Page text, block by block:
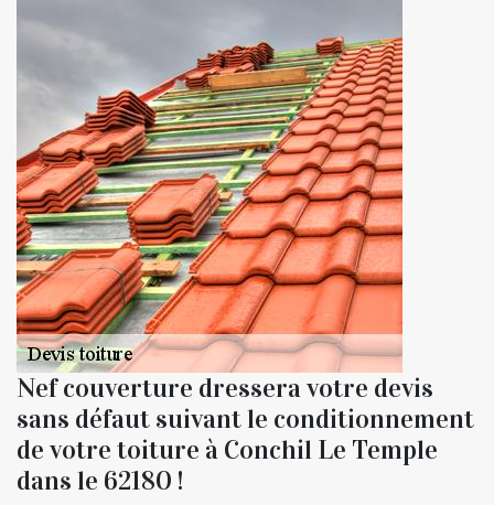
Nef couverture dressera votre devis
sans défaut suivant le conditionnement
de votre toiture à Conchil Le Temple
dans le 62180 !